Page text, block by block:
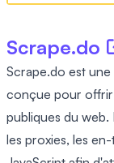
Scrape.do
Scrape.do est
conçue pour offrir
publiques du web.
les proxies, les